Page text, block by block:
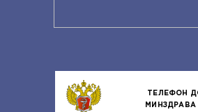
ТЕЛЕФОН
МИНЗДРАВА